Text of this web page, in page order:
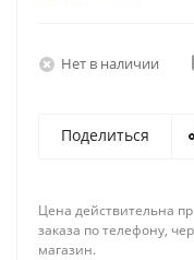
Нет в наличии
Поделиться
Цена действительна
заказа по телефону,
магазин.